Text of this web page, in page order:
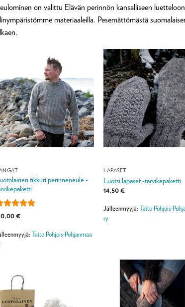
on valittu Elävän perinnön kansalliseen
materiaaleilla. Pesemättömästä
tikkuri perinneneule -
€
Taito Pohjois-Pohjanmaa
LAPASET
Luotsi lapaset -tarvikepaketti
14,50€
Jälleenmyyjä:Taito Pohjois-
ry